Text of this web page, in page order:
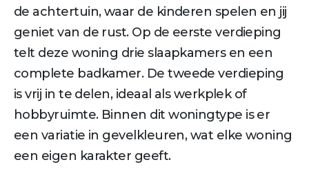
de achtertuin, waar de kinderen spelen en jij
geniet van de rust. Op de eerste verdieping
telt deze woning drie slaapkamers en een
complete badkamer. De tweede verdieping
is vrij in te delen, ideaal als werkplek of
hobbyruimte. Binnen dit woningtype is er
een variatie in gevelkleuren, wat elke woning
een eigen karakter geeft.